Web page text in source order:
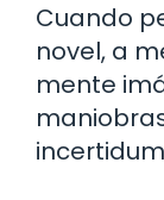
Cuando
novel, a
mente